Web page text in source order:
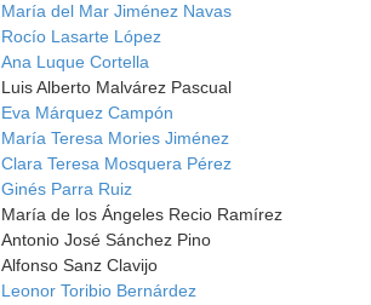
María del Mar Jiménez Navas
Rocío Lasarte López
Ana Luque Cortella
Luis Alberto Malvárez Pascual
Eva Márquez Campón
María Teresa Mories Jiménez
Clara Teresa Mosquera Pérez
Ginés Parra Ruiz
María de los Ángeles Recio Ramírez
Antonio José Sánchez Pino
Alfonso Sanz Clavijo
Leonor Toribio Bernárdez